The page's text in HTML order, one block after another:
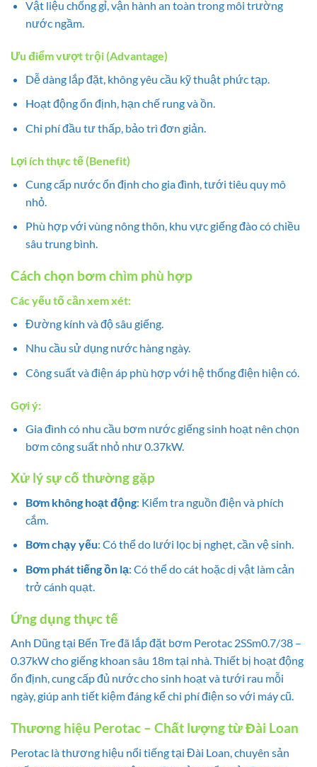
Vật liệu chống gỉ, vận hành an toàn trong môi trường
nước ngầm.
Ưu điểm vượt trội (Advantage)
Dễ dàng lắp đặt, không yêu cầu kỹ thuật phức tạp.
Hoạt động ổn định, hạn chế rung và ồn.
Chi phí đầu tư thấp, bảo trì đơn giản.
Lợi ích thực tế (Benefit)
Cung cấp nước ổn định cho gia đình, tưới tiêu quy mô
nhỏ.
Phù hợp với vùng nông thôn, khu vực giếng đào có chiều
sâu trung bình.
Cách chọn bơm chìm phù hợp
Các yếu tố cần xem xét:
Đường kính và độ sâu giếng.
Nhu cầu sử dụng nước hàng ngày.
Công suất và điện áp phù hợp với hệ thống điện hiện có.
Gợi ý:
Gia đình có nhu cầu bơm nước giếng sinh hoạt nên chọn
bơm công suất nhỏ như 0.37kW.
Xử lý sự cố thường gặp
Bơm không hoạt động: Kiểm tra nguồn điện và phích
cắm.
Bơm chạy yếu: Có thể do lưới lọc bị nghẹt, cần vệ sinh.
Bơm phát tiếng ồn lạ: Có thể do cát hoặc dị vật làm cản
trở cánh quạt.
Ứng dụng thực tế
Anh Dũng tại Bến Tre đã lắp đặt bơm Perotac 2SSm0.7/38 –
0.37kW cho giếng khoan sâu 18m tại nhà. Thiết bị hoạt động
ổn định, cung cấp đủ nước cho sinh hoạt và tưới rau mỗi
ngày, giúp anh tiết kiệm đáng kể chi phí điện so với máy cũ.
Thương hiệu Perotac – Chất lượng từ Đài Loan
Perotac là thương hiệu nổi tiếng tại Đài Loan, chuyên sản